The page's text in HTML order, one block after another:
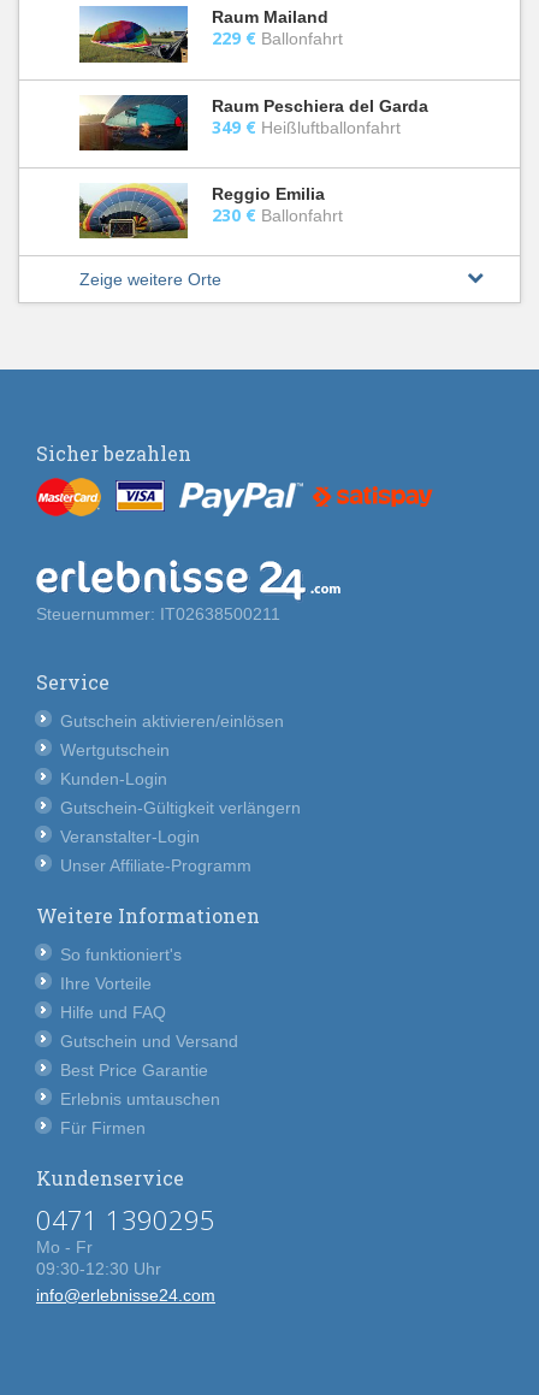
Raum Mailand
229 € Ballonfahrt
Raum Peschiera del Garda
349 € Heißluftballonfahrt
Reggio Emilia
230 € Ballonfahrt
Zeige weitere Orte
Sicher bezahlen
Steuernummer: IT02638500211
Service
Gutschein aktivieren/einlösen
Wertgutschein
Kunden-Login
Gutschein-Gültigkeit verlängern
Veranstalter-Login
Unser Affiliate-Programm
Weitere Informationen
So funktioniert's
Ihre Vorteile
Hilfe und FAQ
Gutschein und Versand
Best Price Garantie
Erlebnis umtauschen
Für Firmen
Kundenservice
0471 1390295
Mo - Fr
09:30-12:30 Uhr
info@erlebnisse24.com